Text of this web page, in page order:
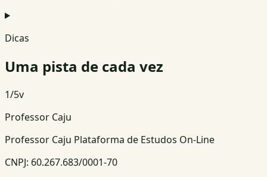
Dicas
Uma pista de cada vez
1/5v
Professor Caju
Professor Caju Plataforma de Estudos On-Line
CNPJ: 60.267.683/0001-70